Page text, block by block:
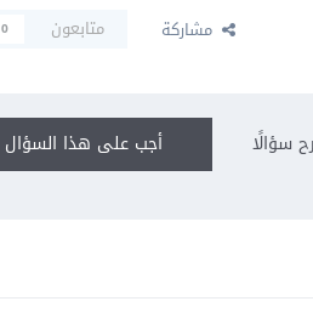
مشاركة متابعون 0
أجب على هذا السؤال سؤالًا